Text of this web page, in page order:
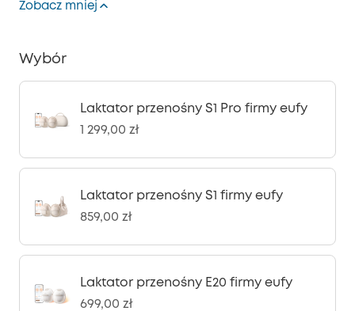
Zobacz mniej
Wybór
Laktator przenośny S1 Pro firmy eufy
1 299,00 zł
Laktator przenośny S1 firmy eufy
859,00 zł
Laktator przenośny E20 firmy eufy
699,00 zł